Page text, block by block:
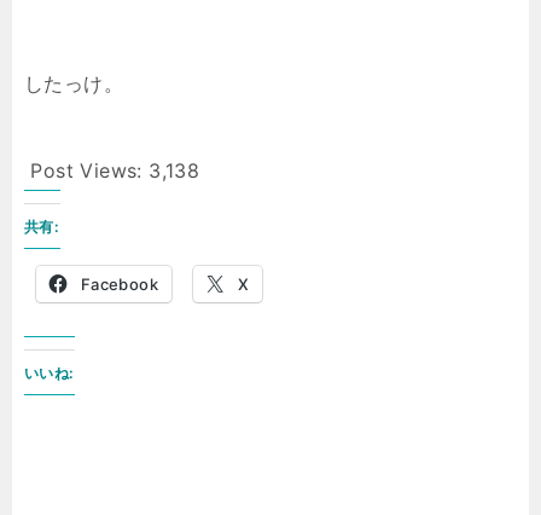
したっけ。
Post Views: 3,138
共有:
Facebook X
いいね: